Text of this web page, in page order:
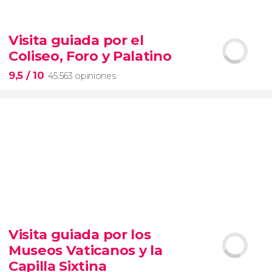
Contrastes de Nueva York
Visita guiada por el
Coliseo, Foro y Palatino
9,5 / 10 45.563 opiniones
visita guiada por el Coliseo, Foro y Palatino
tour
en español
Visita guiada por los
Museos Vaticanos y la
Capilla Sixtina